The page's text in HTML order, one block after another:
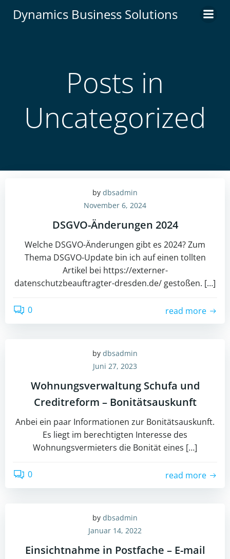
Inhalt
Dynamics Business Solutions
Posts in
Uncategorized
by dbsadmin
November 6, 2024
DSGVO-Änderungen 2024
Welche DSGVO-Änderungen gibt es 2024? Zum
Thema DSGVO-Update bin ich auf einen tollten
Artikel bei https://externer-
datenschutzbeauftragter-dresden.de/ gestoßen. […]
0 read more
by dbsadmin
Juni 27, 2023
Wohnungsverwaltung Schufa und
Creditreform – Bonitätsauskunft
Anbei ein paar Informationen zur Bonitätsauskunft.
Es liegt im berechtigten Interesse des
Wohnungsvermieters die Bonität eines […]
0 read more
by dbsadmin
Januar 14, 2022
Einsichtnahme in Postfache – E-mail